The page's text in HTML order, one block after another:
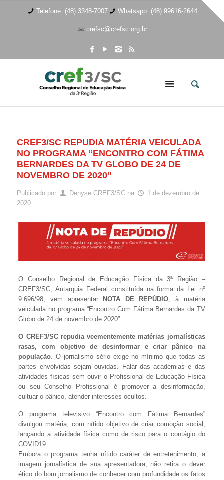
Telefone: (48) 3348-7007 Whatsapp: (48) 99616-2644
crefsc@crefsc.org.br
CREF3/SC REPUDIA MATÉRIA VEICULADA
NO PROGRAMA “ENCONTRO COM FÁTIMA
BERNARDES DA TV GLOBO DE 24 DE
NOVEMBRO DE 2020”
Publicado por Denyse CREF3/SC na
1 de dezembro de
2020
O Conselho Regional de Educação Física da 3ª Região –
CREF3/SC, Autarquia Federal constituída na forma da Lei nº
9.696/98, vem apresentar
NOTA DE REPÚDIO, à matéria
veiculada no programa “Encontro Com Fátima Bernardes da TV
Globo de 24 de novembro de 2020”.
O CREF3/SC repudia veementemente matérias jornalísticas
rasas, com objetivo de desinformar e criar pânico na
população. O jornalismo sério exige no mínimo que todas as
partes envolvidas sejam ouvidas. Falar das academias e das
atividades físicas sem ouvir o Profissional de Educação Física
ou seu Conselho Profissional é promover a desinformação,
cultuar o pânico, atender interesses ocultos.
O programa televisivo “Encontro com Fátima Bernardes”
divulgou matéria, com nítido objetivo de criar comoção social,
lançando a atividade física como de risco para o contágio do
COVID19.
Embora o programa tenha nítido caráter de entretenimento, a
imagem jornalística de sua apresentadora, não retira o dever
ético do bom jornalismo de conhecer com profundidade os fatos